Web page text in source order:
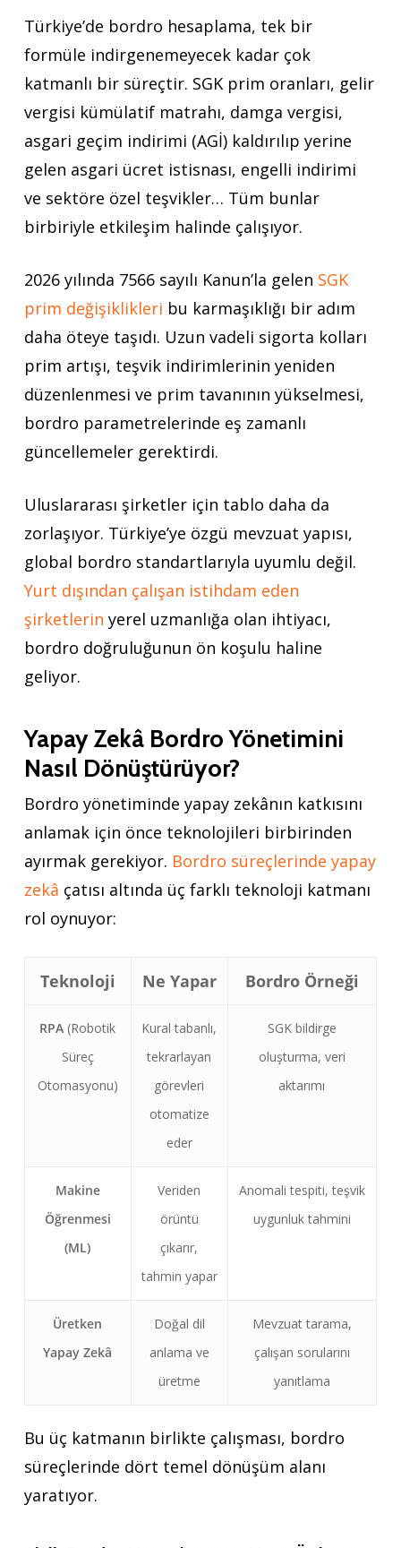
Türkiye’de bordro hesaplama, tek bir
formüle indirgenemeyecek kadar çok
katmanlı bir süreçtir. SGK prim oranları, gelir
vergisi kümülatif matrahı, damga vergisi,
asgari geçim indirimi (AGİ) kaldırılıp yerine
gelen asgari ücret istisnası, engelli indirimi
ve sektöre özel teşvikler… Tüm bunlar
birbiriyle etkileşim halinde çalışıyor.
2026 yılında 7566 sayılı Kanun’la gelen SGK
prim değişiklikleri bu karmaşıklığı bir adım
daha öteye taşıdı. Uzun vadeli sigorta kolları
prim artışı, teşvik indirimlerinin yeniden
düzenlenmesi ve prim tavanının yükselmesi,
bordro parametrelerinde eş zamanlı
güncellemeler gerektirdi.
Uluslararası şirketler için tablo daha da
zorlaşıyor. Türkiye’ye özgü mevzuat yapısı,
global bordro standartlarıyla uyumlu değil.
Yurt dışından çalışan istihdam eden
şirketlerin yerel uzmanlığa olan ihtiyacı,
bordro doğruluğunun ön koşulu haline
geliyor.
Yapay Zekâ Bordro Yönetimini
Nasıl Dönüştürüyor?
Bordro yönetiminde yapay zekânın katkısını
anlamak için önce teknolojileri birbirinden
ayırmak gerekiyor. Bordro süreçlerinde yapay
zekâ çatısı altında üç farklı teknoloji katmanı
rol oynuyor:
Teknoloji Ne Yapar Bordro Örneği
RPA (Robotik
Süreç
Otomasyonu)
Kural tabanlı,
tekrarlayan
görevleri
otomatize
eder
SGK bildirge
oluşturma, veri
aktarımı
Makine
Öğrenmesi
(ML)
Veriden
örüntü
çıkarır,
tahmin yapar
Anomali tespiti, teşvik
uygunluk tahmini
Üretken
Yapay Zekâ
Doğal dil
anlama ve
üretme
Mevzuat tarama,
çalışan sorularını
yanıtlama
Bu üç katmanın birlikte çalışması, bordro
süreçlerinde dört temel dönüşüm alanı
yaratıyor.